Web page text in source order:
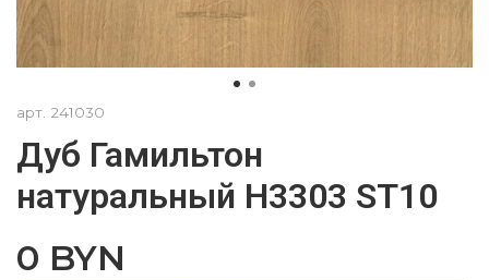
арт. 241030
Дуб Гамильтон
натуральный H3303 ST10
0 BYN